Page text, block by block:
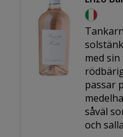
med
passar
såväl
och